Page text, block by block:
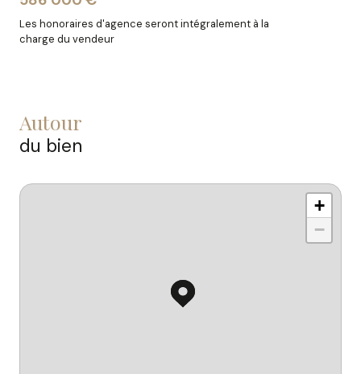
Les honoraires d'agence seront intégralement à la
charge du vendeur
autour
du bien
+
−